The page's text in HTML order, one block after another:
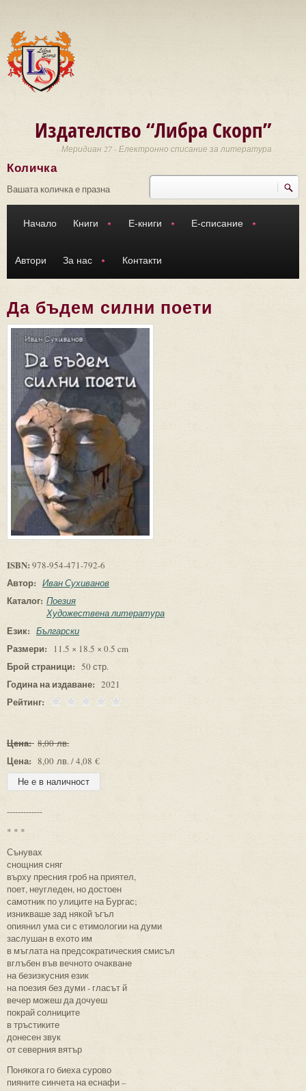
Издателство “Либра Скорп”
Меридиан 27 - Електронно списание за литература
Търси
Количка
Вашата количка е празна
Начало Книги Е-книги Е-списание
Автори За нас Контакти
Да бъдем силни поети
ISBN: 978-954-471-792-6
Автор: Иван Сухиванов
Каталог: Поезия
Художествена литература
Език: Български
Размери: 11.5 × 18.5 × 0.5 cm
Брой страници: 50 стр.
Година на издаване: 2021
Рейтинг:
Цена: 8,00 лв.
Цена: 8,00 лв. / 4,08 €
-------------
* * *
Сънувах
снощния сняг
върху пресния гроб на приятел,
поет, неугледен, но достоен
самотник по улиците на Бургас;
изникваше зад някой ъгъл
опиянил ума си с етимологии на думи
заслушан в ехото им
в мъглата на предсократическия смисъл
вглъбен във вечното очакване
на безизкусния език
на поезия без думи - гласът й
вечер можеш да дочуеш
покрай солниците
в тръстиките
донесен звук
от северния вятър
Понякога го биеха сурово
пияните синчета на еснафи –